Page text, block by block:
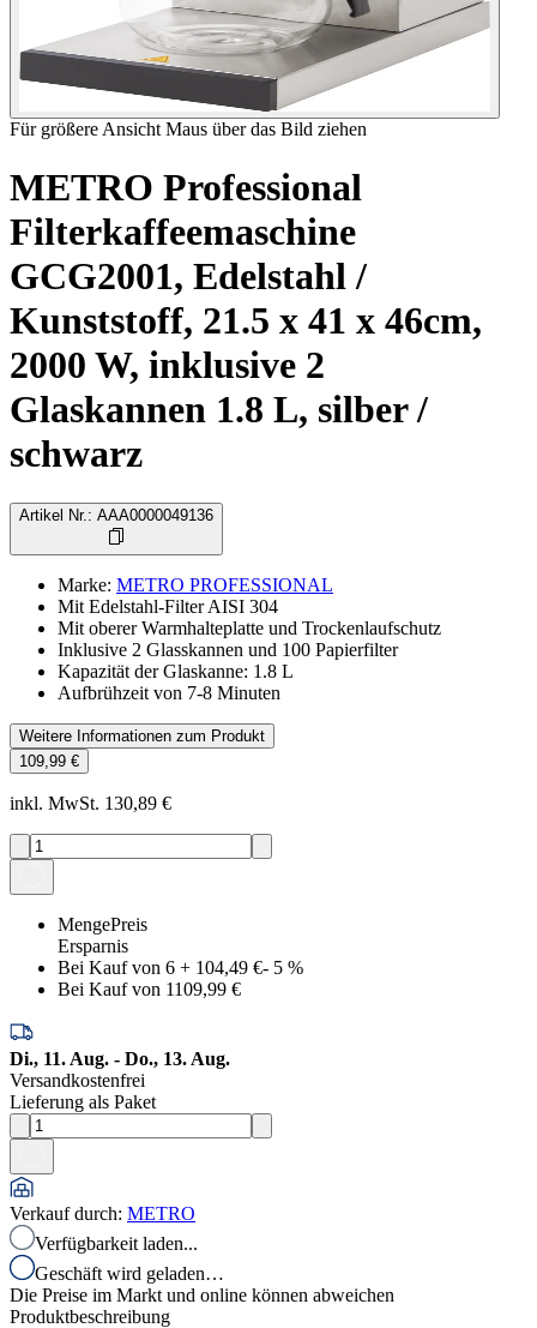
Für größere Ansicht Maus über das Bild ziehen
METRO Professional
Filterkaffeemaschine
GCG2001, Edelstahl /
Kunststoff, 21.5 x 41 x 46cm,
2000 W, inklusive 2
Glaskannen 1.8 L, silber /
schwarz
Artikel Nr. : AAA0000049136
Marke: METRO PROFESSIONAL
Mit Edelstahl-Filter AISI 304
Mit oberer Warmhalteplatte und Trockenlaufschutz
Inklusive 2 Glasskannen und 100 Papierfilter
Kapazität der Glaskanne: 1.8 L
Aufbrühzeit von 7-8 Minuten
Weitere Informationen zum Produkt
109,99 €
inkl. MwSt. 130,89 €
MengePreis
Ersparnis
Bei Kauf von 6 + 104,49 €- 5 %
Bei Kauf von 1109,99 €
Di., 11. Aug. - Do., 13. Aug.
Versandkostenfrei
Lieferung als Paket
Verkauf durch: METRO
Verfügbarkeit laden...
Geschäft wird geladen…
Die Preise im Markt und online können abweichen
Produktbeschreibung